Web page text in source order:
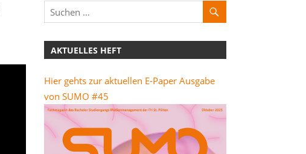
AKTUELLES HEFT
Hier gehts zur aktuellen E-Paper Ausgabe
von SUMO #45